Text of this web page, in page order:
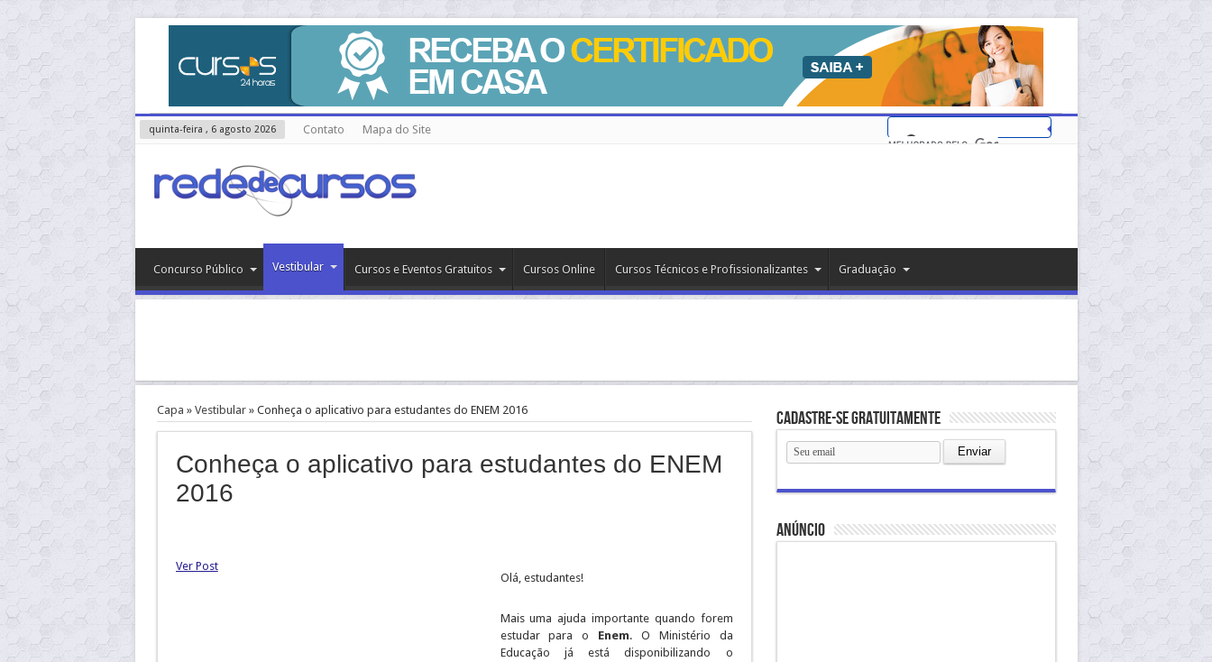
quinta-feira , 6 agosto 2026 Contato Mapa do Site
Concurso Público Vestibular Cursos e Eventos Gratuitos Cursos Online Cursos Técnicos e Profissionalizantes Graduação
Capa » Vestibular» Conheça o aplicativo para estudantes do ENEM 2016
Conheça o aplicativo para estudantes do ENEM
2016
Ver Post
Olá, estudantes!
Mais uma ajuda importante quando forem
estudar para o Enem. O Ministério da
Educação já está disponibilizando o
Cadastre-se gratuitamente
anúncio